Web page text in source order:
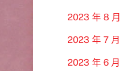
2023 年 8 月
2023 年 7 月
2023 年 6 月